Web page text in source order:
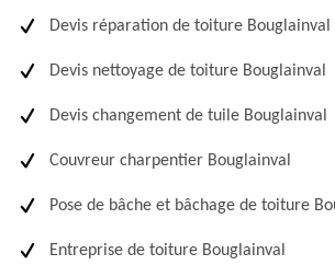
Devis réparation de toiture Bouglainval
Devis nettoyage de toiture Bouglainval
Devis changement de tuile Bouglainval
Couvreur charpentier Bouglainval
Pose de bâche et bâchage de toiture
Entreprise de toiture Bouglainval